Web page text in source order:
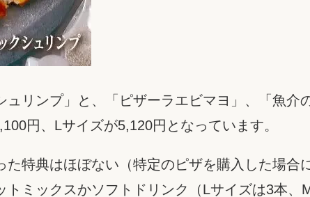
リンプ」と、「ピザーラエビマヨ」、「魚
円、Lサイズが5,120円となっています。
特典はほぼない（特定のピザを購入した場
ミックスかソフトドリンク（Lサイズは3本、